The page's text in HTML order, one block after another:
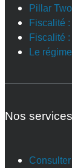
Pillar
Fiscalité
Fiscalité
Le
Nos services